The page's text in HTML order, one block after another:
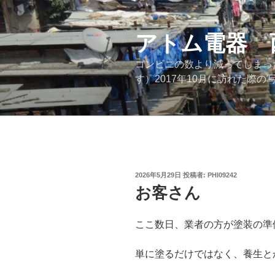
コ
ン
テ
ン
ツ
へ
ス
キ
アトム電器
コンビニの数より減ってしま
す）2017年10月に訪れた際の
投
日:
2026年5月29日 投稿者: PHI09242
お客さん
ここ数日、業者の方が塗装の
単に塗るだけではなく、養生